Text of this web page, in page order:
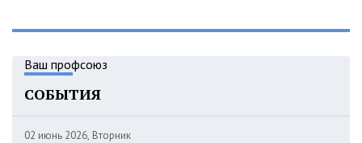
Ваш профсоюз
СОБЫТИЯ
02 июнь 2026, Вторник